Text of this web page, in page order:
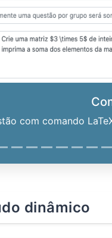
com comando
dinâmico